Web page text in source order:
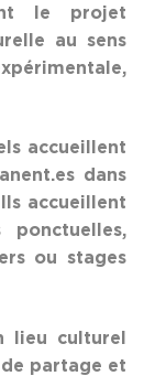
le projet
au sens
accueillent
dans
accueillent
ponctuelles,
ou stages
lieu culturel
partage et